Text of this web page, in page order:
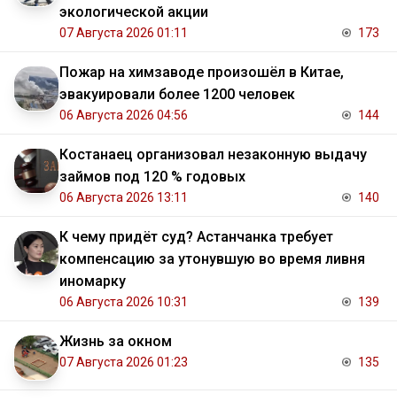
экологической акции
07 Августа 2026 01:11 173
Пожар на химзаводе произошёл в Китае,
эвакуировали более 1200 человек
06 Августа 2026 04:56 144
Костанаец организовал незаконную выдачу
займов под 120 % годовых
06 Августа 2026 13:11 140
К чему придёт суд? Астанчанка требует
компенсацию за утонувшую во время ливня
иномарку
06 Августа 2026 10:31 139
Жизнь за окном
07 Августа 2026 01:23 135